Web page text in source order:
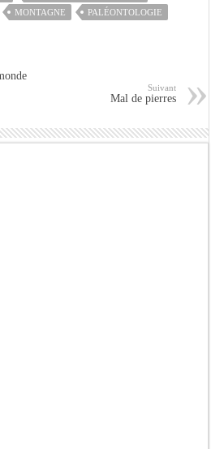
MONTAGNE
PALÉONTOLOGIE
Suivant
Mal de pierres